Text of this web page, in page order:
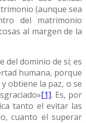
(aunque sea
del matrimonio
al margen de la
del dominio de sí; es
humana, porque
obtiene la paz, o se
[1]. Es, por
tanto el evitar las
cuanto el superar